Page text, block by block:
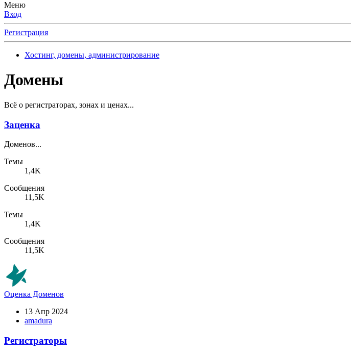
Меню
Вход
Регистрация
Хостинг, домены, администрирование
Домены
Всё о регистраторах, зонах и ценах...
Заценка
Доменов...
Темы
1,4K
Сообщения
11,5K
Темы
1,4K
Сообщения
11,5K
Оценка Доменов
13 Апр 2024
amadura
Регистраторы